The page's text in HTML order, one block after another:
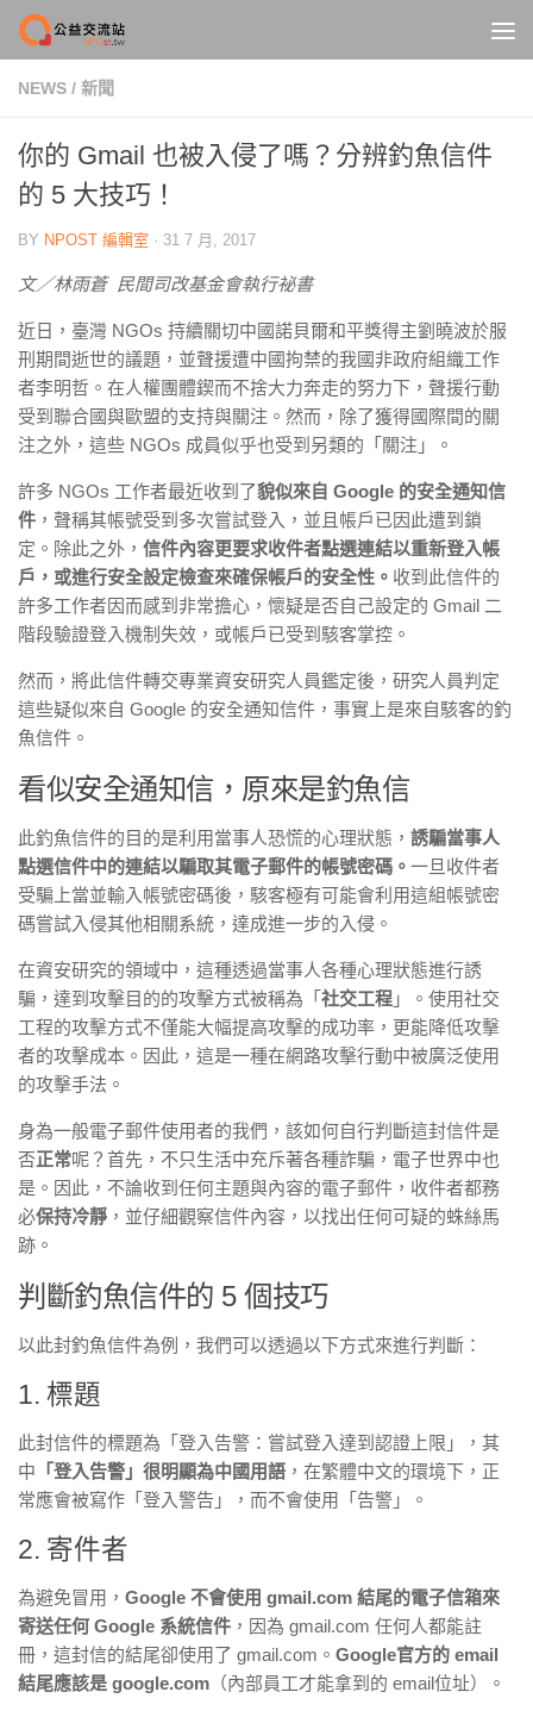
Skip to content
NEWS / 新聞
你的 Gmail 也被入侵了嗎？分辨釣魚信件
的 5 大技巧！
BY NPOST 編輯室 · 31 7 月, 2017
文／林雨蒼 民間司改基金會執行祕書
近日，臺灣 NGOs 持續關切中國諾貝爾和平獎得主劉曉波於服
刑期間逝世的議題，並聲援遭中國拘禁的我國非政府組織工作
者李明哲。在人權團體鍥而不捨大力奔走的努力下，聲援行動
受到聯合國與歐盟的支持與關注。然而，除了獲得國際間的關
注之外，這些 NGOs 成員似乎也受到另類的「關注」。
許多 NGOs 工作者最近收到了貌似來自 Google 的安全通知信
件 ，聲稱其帳號受到多次嘗試登入，並且帳戶已因此遭到鎖
定。除此之外， 信件內容更要求收件者點選連結以重新登入帳
戶，或進行安全設定檢查來確保帳戶的安全性。 收到此信件的
許多工作者因而感到非常擔心，懷疑是否自己設定的 Gmail 二
階段驗證登入機制失效，或帳戶已受到駭客掌控。
然而，將此信件轉交專業資安研究人員鑑定後，研究人員判定
這些疑似來自 Google 的安全通知信件，事實上是來自駭客的釣
魚信件。
看似安全通知信，原來是釣魚信
此釣魚信件的目的是利用當事人恐慌的心理狀態， 誘騙當事人
點選信件中的連結以騙取其電子郵件的帳號密碼。 一旦收件者
受騙上當並輸入帳號密碼後，駭客極有可能會利用這組帳號密
碼嘗試入侵其他相關系統，達成進一步的入侵。
在資安研究的領域中，這種透過當事人各種心理狀態進行誘
騙，達到攻擊目的的攻擊方式被稱為「 社交工程 」。使用社交
工程的攻擊方式不僅能大幅提高攻擊的成功率，更能降低攻擊
者的攻擊成本。因此，這是一種在網路攻擊行動中被廣泛使用
的攻擊手法。
身為一般電子郵件使用者的我們，該如何自行判斷這封信件是
否正常呢？首先，不只生活中充斥著各種詐騙，電子世界中也
是。因此，不論收到任何主題與內容的電子郵件，收件者都務
必保持冷靜 ，並仔細觀察信件內容，以找出任何可疑的蛛絲馬
跡。
判斷釣魚信件的 5 個技巧
以此封釣魚信件為例，我們可以透過以下方式來進行判斷：
1. 標題
此封信件的標題為「登入告警：嘗試登入達到認證上限」，其
中 「登入告警」很明顯為中國用語 ，在繁體中文的環境下，正
常應會被寫作「登入警告」，而不會使用「告警」。
2. 寄件者
為避免冒用， Google 不會使用 gmail.com 結尾的電子信箱來
寄送任何 Google 系統信件 ，因為 gmail.com 任何人都能註
冊，這封信的結尾卻使用了 gmail.com。 Google官方的 email
結尾應該是 google.com （內部員工才能拿到的 email位址）。